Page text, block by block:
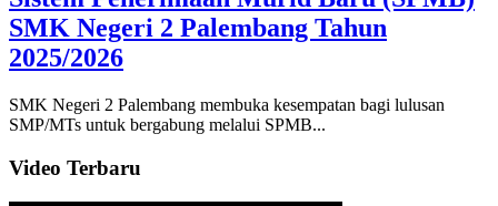
SMK Negeri 2 Palembang Tahun
2025/2026
SMK Negeri 2 Palembang membuka kesempatan bagi lulusan
SMP/MTs untuk bergabung melalui SPMB...
Video Terbaru